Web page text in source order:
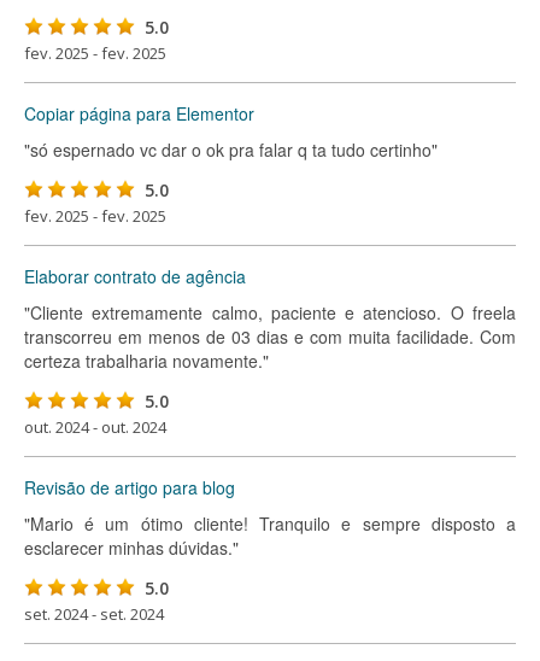
5.0
fev. 2025 - fev. 2025
Copiar página para Elementor
"só espernado vc dar o ok pra falar q ta tudo certinho"
5.0
fev. 2025 - fev. 2025
Elaborar contrato de agência
"Cliente extremamente calmo, paciente e atencioso. O freela
transcorreu em menos de 03 dias e com muita facilidade. Com
certeza trabalharia novamente."
5.0
out. 2024 - out. 2024
Revisão de artigo para blog
"Mario é um ótimo cliente! Tranquilo e sempre disposto a
esclarecer minhas dúvidas."
5.0
set. 2024 - set. 2024